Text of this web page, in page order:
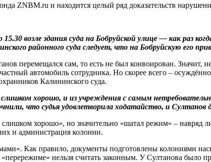
ZNBM.ru и находится целый ряд доказательств
возле здания суда на Бобруйской улице — как раз
районного суда следует, что на Бобруйскую его
перемещался сам, то есть не был конвоирован. Значит,
автомобиль сотрудника. Но скорее всего –
Калининского суда.
слишком хорошо, и из учреждения с самым
что судья удовлетворила ходатайство, и
слишком хорошо», но значительно «шатал режим» –
и администрация колонии.
Как правило, документы подготовлены колониями
нельзя считать законным. У Султанова было